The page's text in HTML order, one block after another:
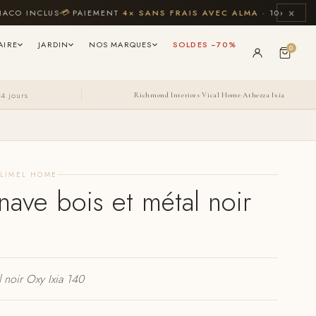
💳PAIEMENT4× SANS FRAIS AVEC ALMA· 10× CB JUSQU'À
×
JARDIN NOS MARQUES SOLDES −70% 0
jours Richmond Interiors·Vical Home· Athezza · Ixia
HOME
bois et métal noir
noir Oxy Ixia 140